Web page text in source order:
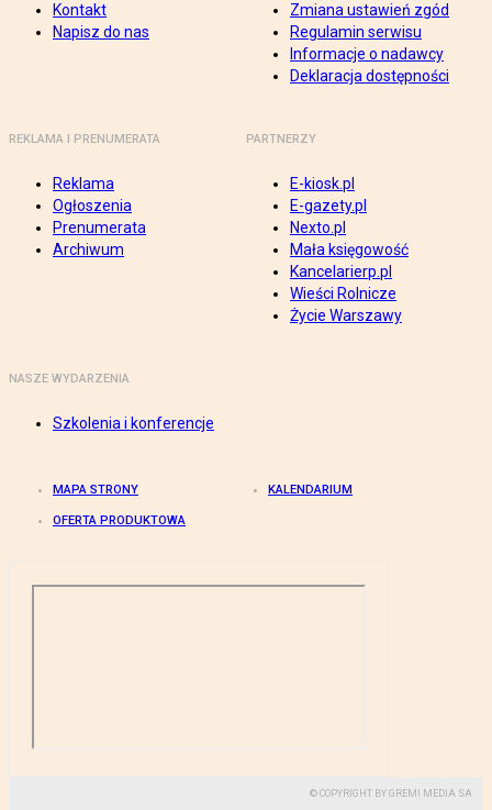
Kontakt
Napisz do nas
Zmiana ustawień zgód
Regulamin serwisu
Informacje o nadawcy
Deklaracja dostępności
REKLAMA I PRENUMERATA
Reklama
Ogłoszenia
Prenumerata
Archiwum
PARTNERZY
E-kiosk.pl
E-gazety.pl
Nexto.pl
Mała księgowość
Kancelarierp.pl
Wieści Rolnicze
Życie Warszawy
NASZE WYDARZENIA
Szkolenia i konferencje
MAPA STRONY KALENDARIUM
OFERTA PRODUKTOWA
© COPYRIGHT BY GREMI MEDIA SA